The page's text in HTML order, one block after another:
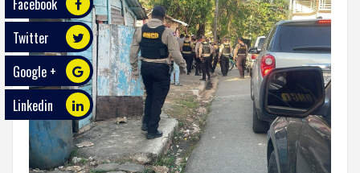
TECNOLOGÍA
ECO
PLAY
TRABAJOS
DE
INVESTIGACIÓN
PROVINCIAS
Facebook
Twitter
Google +
Linkedin